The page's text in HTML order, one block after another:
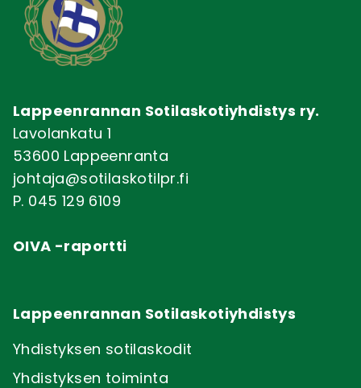
Lappeenrannan Sotilaskotiyhdistys ry.
Lavolankatu 1
53600 Lappeenranta
johtaja@sotilaskotilpr.fi
P. 045 129 6109
OIVA -raportti
Lappeenrannan Sotilaskotiyhdistys
Yhdistyksen sotilaskodit
Yhdistyksen toiminta